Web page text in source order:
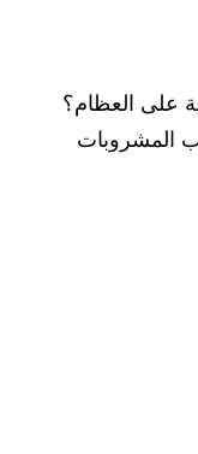
على العظام؟
المشروبات